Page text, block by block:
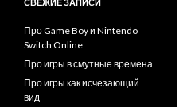
р
е
Про Game Boy и Nintendo
Switch Online
Про игры в смутные времена
Про игры как исчезающий
вид